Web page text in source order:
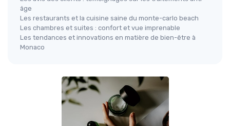
âge
Les restaurants et la cuisine saine du monte-carlo beach
Les chambres et suites : confort et vue imprenable
Les tendances et innovations en matière de bien-être à
Monaco